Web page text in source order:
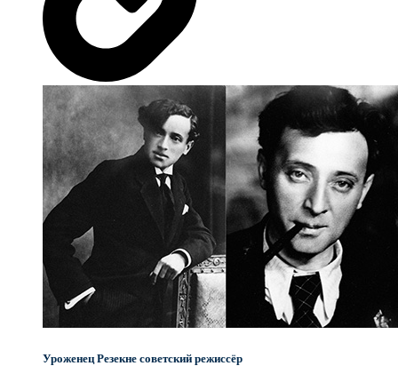
Уроженец Резекне советский режиссёр